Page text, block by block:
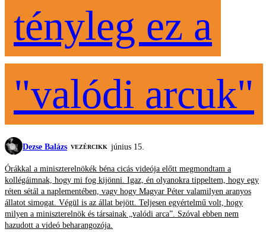
tényleg ez a
"valódi arcuk"
Dezse Balázs VEZÉRCIKK június 15.
Órákkal a miniszterelnökék béna cicás videója előtt megmondtam a
kollégáimnak, hogy mi fog kijönni. Igaz, én olyanokra tippeltem, hogy egy
réten sétál a naplementében, vagy hogy Magyar Péter valamilyen aranyos
állatot simogat. Végül is az állat bejött. Teljesen egyértelmű volt, hogy
milyen a miniszterelnök és társainak „valódi arca”. Szóval ebben nem
hazudott a videó beharangozója.